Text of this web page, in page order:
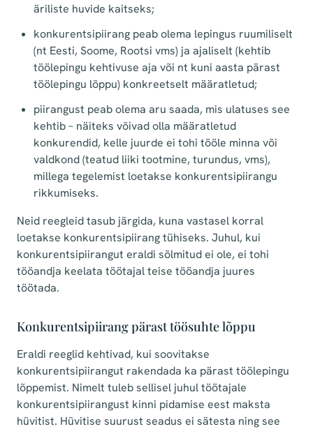
äriliste huvide kaitseks;
konkurentsipiirang peab olema lepingus ruumiliselt
(nt Eesti, Soome, Rootsi vms) ja ajaliselt (kehtib
töölepingu kehtivuse aja või nt kuni aasta pärast
töölepingu lõppu) konkreetselt määratletud;
piirangust peab olema aru saada, mis ulatuses see
kehtib – näiteks võivad olla määratletud
konkurendid, kelle juurde ei tohi tööle minna või
valdkond (teatud liiki tootmine, turundus, vms),
millega tegelemist loetakse konkurentsipiirangu
rikkumiseks.
Neid reegleid tasub järgida, kuna vastasel korral
loetakse konkurentsipiirang tühiseks. Juhul, kui
konkurentsipiirangut eraldi sõlmitud ei ole, ei tohi
tööandja keelata töötajal teise tööandja juures
töötada.
Konkurentsipiirang pärast töösuhte lõppu
Eraldi reeglid kehtivad, kui soovitakse
konkurentsipiirangut rakendada ka pärast töölepingu
lõppemist. Nimelt tuleb sellisel juhul töötajale
konkurentsipiirangust kinni pidamise eest maksta
hüvitist. Hüvitise suurust seadus ei sätesta ning see